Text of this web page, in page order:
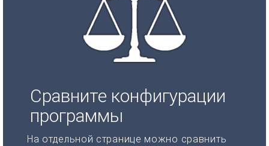
Сравните конфигурации
программы
На отдельной странице можно сравнить